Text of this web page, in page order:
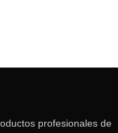
profesionales de